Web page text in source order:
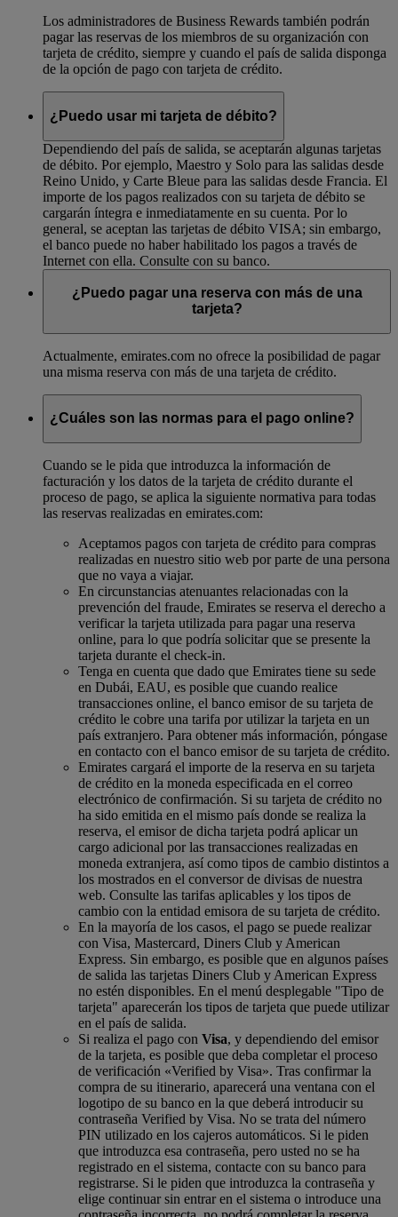
Los administradores de Business Rewards también podrán
pagar las reservas de los miembros de su organización con
tarjeta de crédito, siempre y cuando el país de salida disponga
de la opción de pago con tarjeta de crédito.
¿Puedo usar mi tarjeta de débito?
Dependiendo del país de salida, se aceptarán algunas tarjetas
de débito. Por ejemplo, Maestro y Solo para las salidas desde
Reino Unido, y Carte Bleue para las salidas desde Francia. El
importe de los pagos realizados con su tarjeta de débito se
cargarán íntegra e inmediatamente en su cuenta. Por lo
general, se aceptan las tarjetas de débito VISA; sin embargo,
el banco puede no haber habilitado los pagos a través de
Internet con ella. Consulte con su banco.
¿Puedo pagar una reserva con más de una
tarjeta?
Actualmente, emirates.com no ofrece la posibilidad de pagar
una misma reserva con más de una tarjeta de crédito.
¿Cuáles son las normas para el pago online?
Cuando se le pida que introduzca la información de
facturación y los datos de la tarjeta de crédito durante el
proceso de pago, se aplica la siguiente normativa para todas
las reservas realizadas en emirates.com:
Aceptamos pagos con tarjeta de crédito para compras
realizadas en nuestro sitio web por parte de una persona
que no vaya a viajar.
En circunstancias atenuantes relacionadas con la
prevención del fraude, Emirates se reserva el derecho a
verificar la tarjeta utilizada para pagar una reserva
online, para lo que podría solicitar que se presente la
tarjeta durante el check-in.
Tenga en cuenta que dado que Emirates tiene su sede
en Dubái, EAU, es posible que cuando realice
transacciones online, el banco emisor de su tarjeta de
crédito le cobre una tarifa por utilizar la tarjeta en un
país extranjero. Para obtener más información, póngase
en contacto con el banco emisor de su tarjeta de crédito.
Emirates cargará el importe de la reserva en su tarjeta
de crédito en la moneda especificada en el correo
electrónico de confirmación. Si su tarjeta de crédito no
ha sido emitida en el mismo país donde se realiza la
reserva, el emisor de dicha tarjeta podrá aplicar un
cargo adicional por las transacciones realizadas en
moneda extranjera, así como tipos de cambio distintos a
los mostrados en el conversor de divisas de nuestra
web. Consulte las tarifas aplicables y los tipos de
cambio con la entidad emisora de su tarjeta de crédito.
En la mayoría de los casos, el pago se puede realizar
con Visa, Mastercard, Diners Club y American
Express. Sin embargo, es posible que en algunos países
de salida las tarjetas Diners Club y American Express
no estén disponibles. En el menú desplegable "Tipo de
tarjeta" aparecerán los tipos de tarjeta que puede utilizar
en el país de salida.
Si realiza el pago con Visa, y dependiendo del emisor
de la tarjeta, es posible que deba completar el proceso
de verificación «Verified by Visa». Tras confirmar la
compra de su itinerario, aparecerá una ventana con el
logotipo de su banco en la que deberá introducir su
contraseña Verified by Visa. No se trata del número
PIN utilizado en los cajeros automáticos. Si le piden
que introduzca esa contraseña, pero usted no se ha
registrado en el sistema, contacte con su banco para
registrarse. Si le piden que introduzca la contraseña y
elige continuar sin entrar en el sistema o introduce una